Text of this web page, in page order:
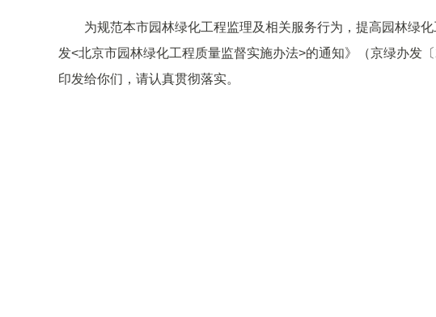
为规范本市园林绿化工程监理及相关服务行为，提高园林绿
发<北京市园林绿化工程质量监督实施办法>的通知》（京绿办发
印发给你们，请认真贯彻落实。